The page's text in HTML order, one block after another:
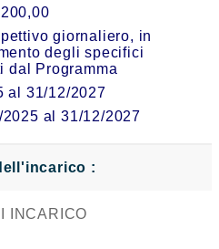
giornaliero, in
degli specifici
dal Programma
al 31/12/2027
al 31/12/2027
:
INCARICO